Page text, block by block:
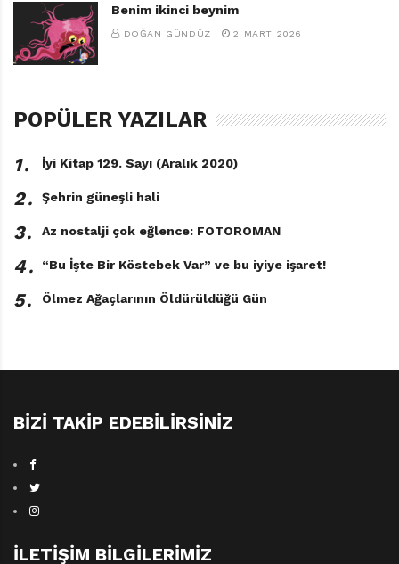
Benim ikinci beynim
DOĞAN GÜNDÜZ 2 MART 2026
POPÜLER YAZILAR
1․ İyi Kitap 129. Sayı (Aralık 2020)
2․ Şehrin güneşli hali
3․ Az nostalji çok eğlence: FOTOROMAN
4․ “Bu İşte Bir Köstebek Var” ve bu iyiye işaret!
5․ Ölmez Ağaçlarının Öldürüldüğü Gün
BIZI TAKIP EDEBILIRSINIZ
İLETIŞIM BILGILERIMIZ